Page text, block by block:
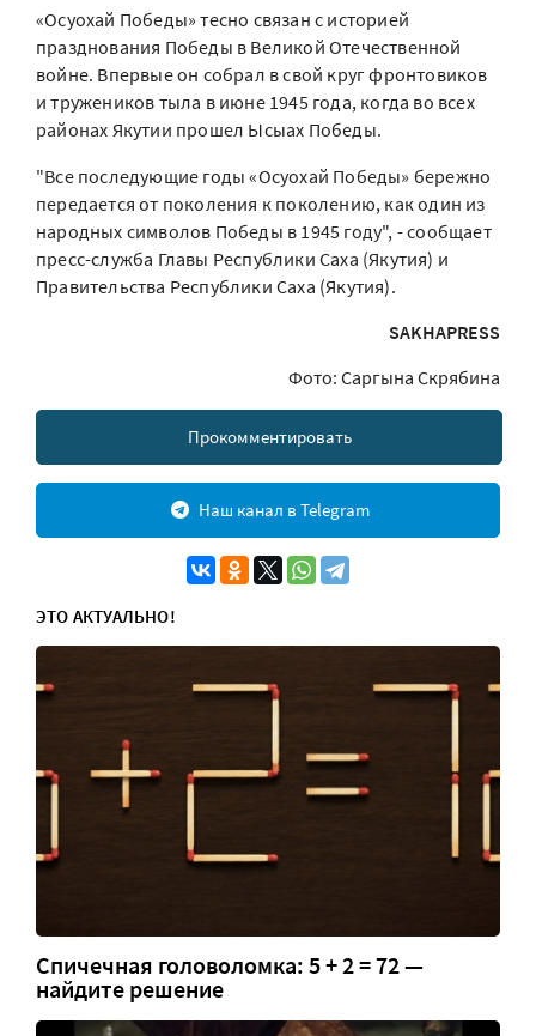
«Осуохай Победы» тесно связан с историей
празднования Победы в Великой Отечественной
войне. Впервые он собрал в свой круг фронтовиков
и тружеников тыла в июне 1945 года, когда во всех
районах Якутии прошел Ысыах Победы.
"Все последующие годы «Осуохай Победы» бережно
передается от поколения к поколению, как один из
народных символов Победы в 1945 году", - сообщает
пресс-служба Главы Республики Саха (Якутия) и
Правительства Республики Саха (Якутия).
SAKHAPRESS
Фото: Саргына Скрябина
Прокомментировать
Наш канал в Telegram
ЭТО АКТУАЛЬНО!
Спичечная головоломка: 5 + 2 = 72 —
найдите решение